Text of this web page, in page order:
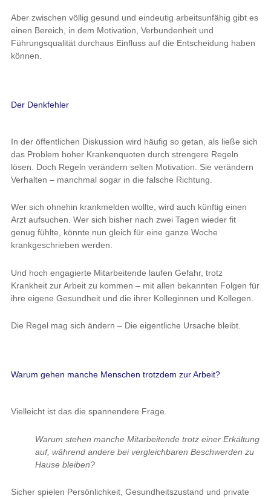
Aber zwischen völlig gesund und eindeutig arbeitsunfähig gibt es
einen Bereich, in dem Motivation, Verbundenheit und
Führungsqualität durchaus Einfluss auf die Entscheidung haben
können.
Der Denkfehler
In der öffentlichen Diskussion wird häufig so getan, als ließe sich
das Problem hoher Krankenquoten durch strengere Regeln
lösen. Doch Regeln verändern selten Motivation. Sie verändern
Verhalten – manchmal sogar in die falsche Richtung.
Wer sich ohnehin krankmelden wollte, wird auch künftig einen
Arzt aufsuchen. Wer sich bisher nach zwei Tagen wieder fit
genug fühlte, könnte nun gleich für eine ganze Woche
krankgeschrieben werden.
Und hoch engagierte Mitarbeitende laufen Gefahr, trotz
Krankheit zur Arbeit zu kommen – mit allen bekannten Folgen für
ihre eigene Gesundheit und die ihrer Kolleginnen und Kollegen.
Die Regel mag sich ändern – Die eigentliche Ursache bleibt.
Warum gehen manche Menschen trotzdem zur Arbeit?
Vielleicht ist das die spannendere Frage.
Warum stehen manche Mitarbeitende trotz einer Erkältung
auf, während andere bei vergleichbaren Beschwerden zu
Hause bleiben?
Sicher spielen Persönlichkeit, Gesundheitszustand und private